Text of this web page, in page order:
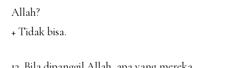
Allah?
+ Tidak bisa.